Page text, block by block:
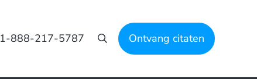
1-888-217-5787 Zoeken opOntvang citaten